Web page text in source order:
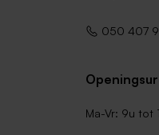
050 407
Ma-Vr: 9u tot